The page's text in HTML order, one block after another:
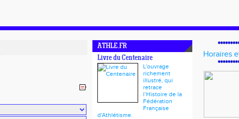
ATHLE.FR
Livre du Centenaire
L'ouvrage
richement
illustré, qui
retrace
l’Histoire de la
Fédération
Française
d'Athlétisme.
Horaires